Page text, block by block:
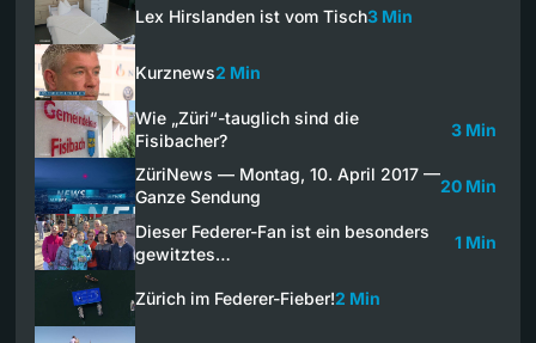
Lex Hirslanden ist vom Tisch3 Min
Kurznews2 Min
Wie „Züri“-tauglich sind die
Fisibacher?
3 Min
ZüriNews — Montag, 10. April 2017 —
Ganze Sendung
20 Min
Dieser Federer-Fan ist ein besonders
gewitztes…
1 Min
Zürich im Federer-Fieber!2 Min